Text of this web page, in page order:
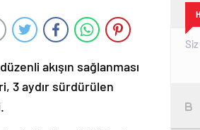
akışın sağlanması
3 aydır sürdürülen